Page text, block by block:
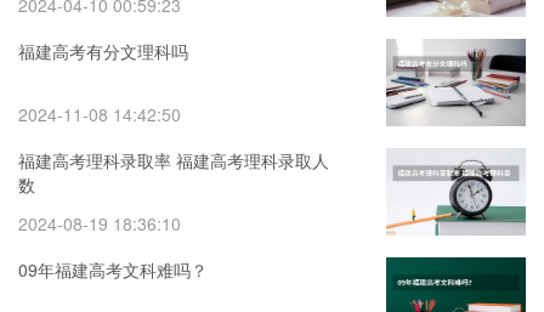
福建高考有分文理科吗
2024-11-08 14:42:50
福建高考理科录取率 福建高考理科录取人
数
2024-08-19 18:36:10
09年福建高考文科难吗？